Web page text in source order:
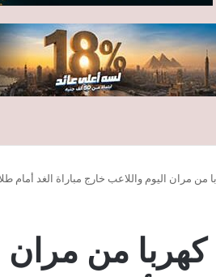
من مران اليوم واللاعب خارج مباراة الغد أمام
من مران